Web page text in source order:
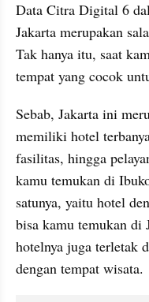
Data Citra Digital 6
Jakarta merupakan
Tak hanya itu, saat
tempat yang cocok
Sebab, Jakarta ini
memiliki hotel
fasilitas, hingga
kamu temukan di
satunya, yaitu hotel
bisa kamu temukan di
hotelnya juga terletak
dengan tempat wisata.